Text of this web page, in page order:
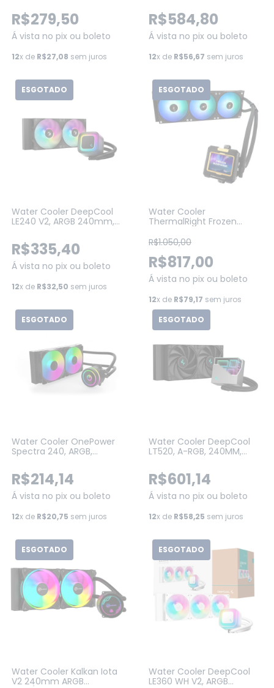
Ryzen (AURAGL240V2WH)
R$279,50
Á vista no pix ou boleto
12x de R$27,08 sem juros
Black (R-LX750-BKADSNC-
G-1)
R$584,80
Á vista no pix ou boleto
12x de R$56,67 sem juros
ESGOTADO
Water Cooler DeepCool
LE240 V2, ARGB 240mm,
BKAMMC-G-2)
R$335,40
Á vista no pix ou boleto
12x de R$32,50 sem juros
ESGOTADO
Water Cooler
ThermalRight Frozen
360MM, PRETO
R$1.050,00
R$817,00
Á vista no pix ou boleto
12x de R$79,17 sem juros
ESGOTADO
Water Cooler OnePower
Spectra 240, ARGB,
(WC-501)
R$214,14
Á vista no pix ou boleto
12x de R$20,75 sem juros
ESGOTADO
Water Cooler DeepCool
LT520, A-RGB, 240MM,
G-1)
R$601,14
Á vista no pix ou boleto
12x de R$58,25 sem juros
ESGOTADO
Water Cooler Kalkan Iota
V2 240mm ARGB
ESGOTADO
Water Cooler DeepCool
LE360 WH V2, ARGB